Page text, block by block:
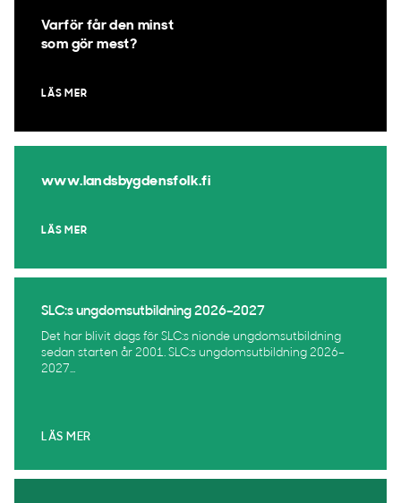
Varför får den minst
som gör mest?
LÄS MER
www.landsbygdensfolk.fi
LÄS MER
SLC:s ungdomsutbildning 2026–2027
Det har blivit dags för SLC:s nionde ungdomsutbildning
sedan starten år 2001. SLC:s ungdomsutbildning 2026–
2027...
LÄS MER